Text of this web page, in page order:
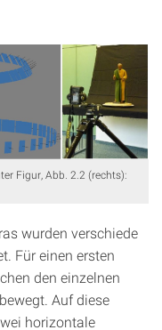
Figur, Abb. 2.2 (rechts):
wurden verschiede
Für einen ersten
den einzelnen
Auf diese
horizontale